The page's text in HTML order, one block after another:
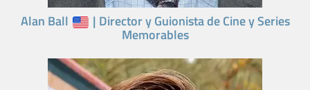
Alan Ball | Director y Guionista de Cine y Series
Memorables